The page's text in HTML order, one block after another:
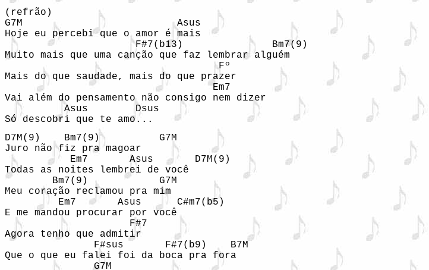
(refrão)
G7M                          Asus
Hoje eu percebi que o amor é mais
                      F#7(b13)               Bm7(9)
Muito mais que uma canção que faz lembrar alguém
                                    Fº
Mais do que saudade, mais do que prazer
                                   Em7
Vai além do pensamento não consigo nem dizer
          Asus        Dsus
Só descobri que te amo...
D7M(9)    Bm7(9)          G7M
Juro não fiz pra magoar
           Em7       Asus       D7M(9)
Todas as noites lembrei de você
        Bm7(9)            G7M
Meu coração reclamou pra mim
         Em7       Asus      C#m7(b5)
E me mandou procurar por você
                     F#7
Agora tenho que admitir
               F#sus       F#7(b9)    B7M
Que o que eu falei foi da boca pra fora
               G7M